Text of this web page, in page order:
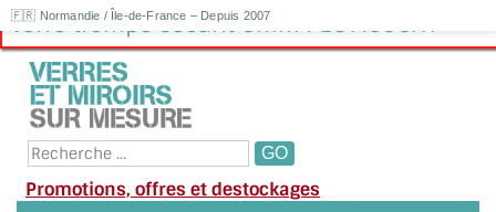
🇫🇷 Normandie / Île-de-France – Depuis 2007
Verre trempé sécurit 8mm : 137.50€HT
Promotions, offres et destockages